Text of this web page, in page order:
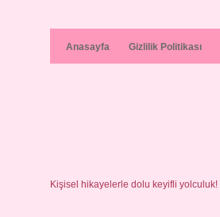
Anasayfa Gizlilik Politikası
Kişisel hikayelerle dolu keyifli yolculuk!